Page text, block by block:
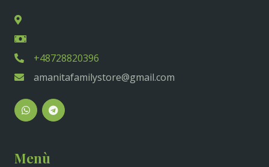
+48728820396
amanitafamilystore@gmail.com
Menù